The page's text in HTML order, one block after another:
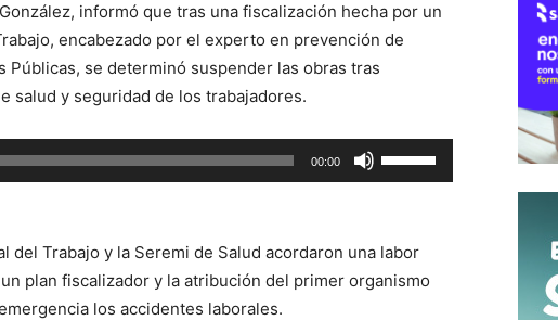
informó que tras una fiscalización hecha por un
encabezado por el experto en prevención de
se determinó suspender las obras tras
salud y seguridad de los trabajadores.
00:00
las
flecha
arriba/abajo
del Trabajo y la Seremi de Salud acordaron una labor
plan fiscalizador y la atribución del primer organismo
los accidentes laborales.